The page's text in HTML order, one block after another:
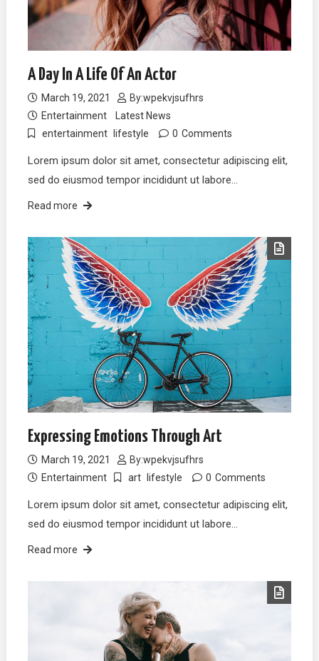
A Day In A Life Of An Actor
March 19, 2021 By:wpekvjsufhrs
Entertainment
Latest News
entertainment
lifestyle 0 Comments
Lorem ipsum dolor sit amet, consectetur adipiscing elit,
sed do eiusmod tempor incididunt ut labore…
Read more
Expressing Emotions Through Art
March 19, 2021 By:wpekvjsufhrs
Entertainment
art lifestyle 0 Comments
Lorem ipsum dolor sit amet, consectetur adipiscing elit,
sed do eiusmod tempor incididunt ut labore…
Read more